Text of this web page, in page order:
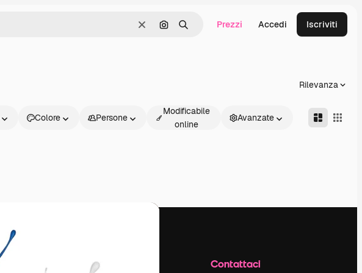
CancellaCerca per immagine
Ricerca Prezzi Accedi Iscriviti
Rilevanza
Colore Persone
Modificabile
online
Avanzate
Contattaci